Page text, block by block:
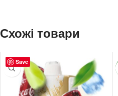
Схожі товари
Save